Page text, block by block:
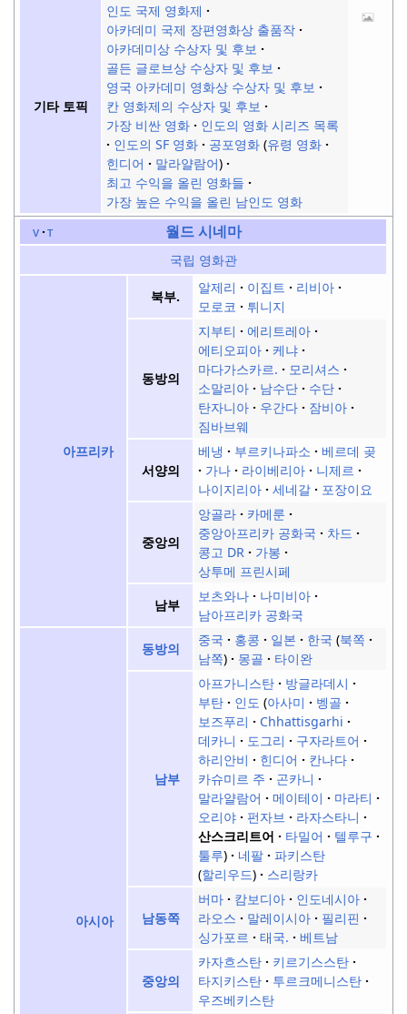
기타 토픽
인도 국제 영화제
아카데미 국제 장편영화상 출품작
아카데미상 수상자 및 후보
골든 글로브상 수상자 및 후보
영국 아카데미 영화상 수상자 및 후보
칸 영화제의 수상자 및 후보
가장 비싼 영화
인도의 영화 시리즈 목록
인도의 SF 영화
공포영화 유령 영화
힌디어
말라얄람어
최고 수익을 올린 영화들
가장 높은 수익을 올린 남인도 영화
v t 월드 시네마
국립 영화관
아프리카
북부.
알제리 이집트
리비아
모로코
튀니지
동방의
지부티
에리트레아
에티오피아
케냐
마다가스카르.
모리셔스
소말리아
남수단
수단
탄자니아
우간다
잠비아
짐바브웨
서양의
베냉 부르키나파소
베르데 곶
가나
라이베리아
니제르
나이지리아
세네갈 포장이요
중앙의
앙골라
카메룬
중앙아프리카 공화국
차드
콩고 DR
가봉
상투메 프린시페
남부
보츠와나
나미비아
남아프리카 공화국
아시아
동방의
중국 홍콩 일본 한국 북쪽
남쪽
몽골 타이완
남부
아프가니스탄
방글라데시
부탄
인도 아사미
벵골
보즈푸리
Chhattisgarhi
데카니
도그리
구자라트어
하리안비
힌디어
칸나다
카슈미르 주
곤카니
말라얄람어
메이테이
마라티
오리야
펀자브
라자스타니
산스크리트어
타밀어
텔루구
툴루
네팔
파키스탄
할리우드
스리랑카
남동쪽
버마 캄보디아
인도네시아
라오스
말레이시아
필리핀
싱가포르
태국. 베트남
중앙의
카자흐스탄
키르기스스탄
타지키스탄
투르크메니스탄
우즈베키스탄